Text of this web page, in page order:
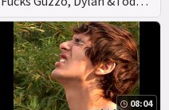
fuck Alex (Kyllä, Alex minä
fucked) Dylan ja Ben go 69'
ing, Uudet Kadonneet
Videot remasteroitu HD &
lähetetty yksinomaan ASG
joka viikko!! Katsokaa! -Jay
08:04